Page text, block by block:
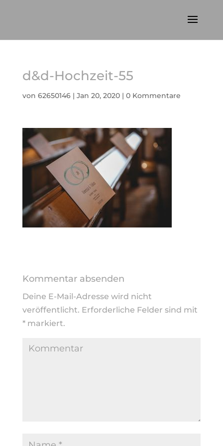
d&d-Hochzeit-55
von 62650146| Jan 20, 2020| 0 Kommentare
Kommentar absenden
Deine E-Mail-Adresse wird nicht
veröffentlicht. Erforderliche Felder sind mit
*markiert.